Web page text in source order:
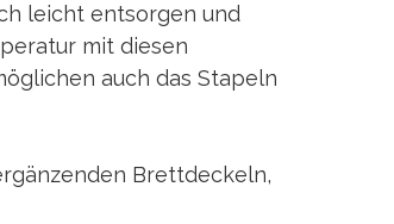
leicht entsorgen und
mit diesen
auch das Stapeln
Brettdeckeln,